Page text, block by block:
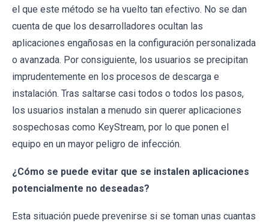
el que este método se ha vuelto tan efectivo. No se dan
cuenta de que los desarrolladores ocultan las
aplicaciones engañosas en la configuración personalizada
o avanzada. Por consiguiente, los usuarios se precipitan
imprudentemente en los procesos de descarga e
instalación. Tras saltarse casi todos o todos los pasos,
los usuarios instalan a menudo sin querer aplicaciones
sospechosas como KeyStream, por lo que ponen el
equipo en un mayor peligro de infección.
¿Cómo se puede evitar que se instalen aplicaciones
potencialmente no deseadas?
Esta situación puede prevenirse si se toman unas cuantas